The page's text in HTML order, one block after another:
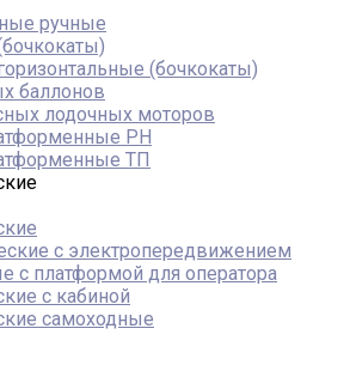
ручные
(бочкокаты)
баллонов
лодочных моторов
PH
ТП
с электропередвижением
с платформой для оператора
с кабиной
самоходные